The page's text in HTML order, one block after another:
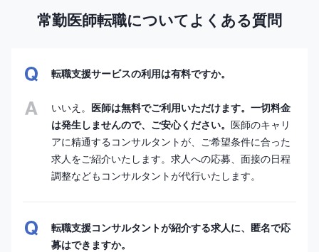
常勤医師転職についてよくある質問
転職支援サービスの利用は有料ですか。
いいえ。 医師は無料でご利用いただけます。一切料金
は発生しませんので、ご安心ください。 医師のキャリ
アに精通するコンサルタントが、ご希望条件に合った
求人をご紹介いたします。求人への応募、面接の日程
調整などもコンサルタントが代行いたします。
転職支援コンサルタントが紹介する求人に、匿名で応
募はできますか。